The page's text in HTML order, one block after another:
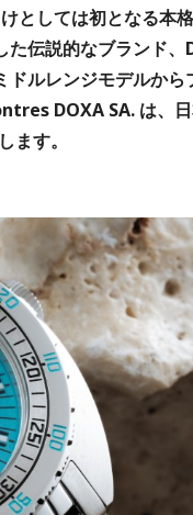
としては初となる本
伝説的なブランド
ルレンジモデルか
DOXA SA. は、
ます。